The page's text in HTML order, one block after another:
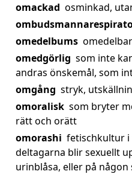
omackad osminkad,
omedelbums
omedgörlig som inte
andras önskemål, som
omgång stryk,
omoralisk som bryter
rätt och orätt
omorashi fetischkultur i
deltagarna blir sexuellt
urinblåsa, eller på